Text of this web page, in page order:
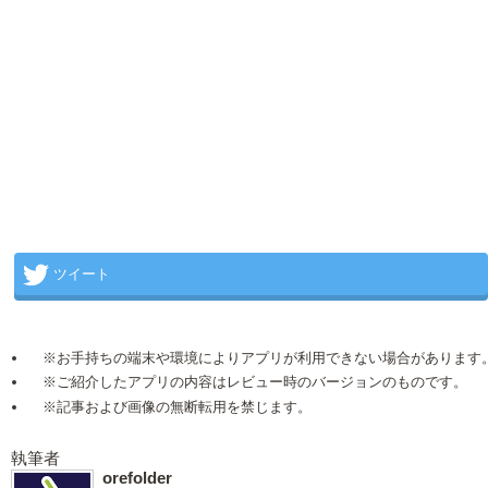
ツイート
※お手持ちの端末や環境によりアプリが利用できない場合があります。
※ご紹介したアプリの内容はレビュー時のバージョンのものです。
※記事および画像の無断転用を禁じます。
執筆者
orefolder